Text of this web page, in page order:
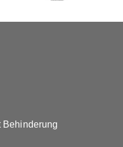
Behinderung